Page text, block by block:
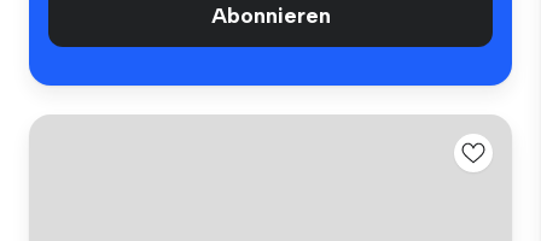
Abonnieren